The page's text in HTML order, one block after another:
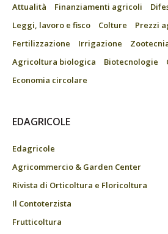
Attualità Finanziamenti agricoli
Leggi, lavoro e fisco
Colture
Prezzi
Fertilizzazione
Irrigazione
Agricoltura biologica
Biotecnologie
Economia circolare
EDAGRICOLE
Edagricole
Agricommercio & Garden Center
Rivista di Orticoltura e Floricoltura
Il Contoterzista
Frutticoltura